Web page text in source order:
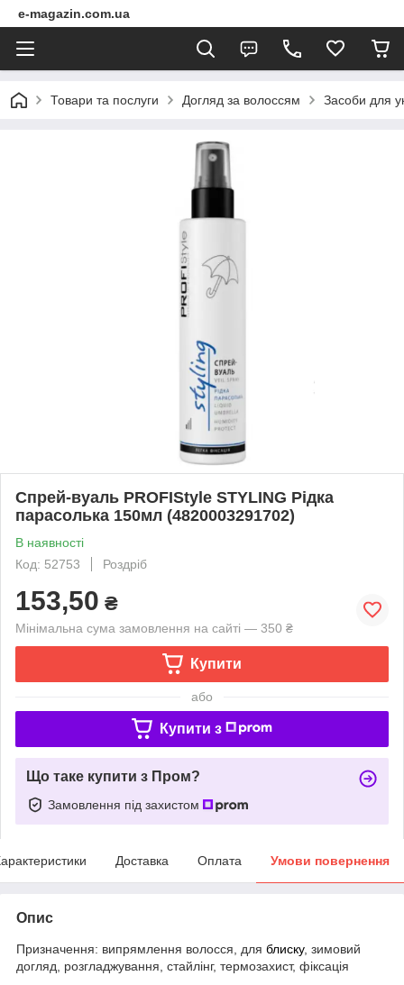
e-magazin.com.ua
Товари та послуги Догляд за волоссям Засоби для
Спрей-вуаль PROFIStyle STYLING Рідка
парасолька 150мл (4820003291702)
В наявності
Код: 52753
Роздріб
153,50 ₴
Мінімальна сума замовлення на сайті — 350 ₴
Купити
або
Купити з
Що таке купити з Пром?
Замовлення під захистом
Доставка Оплата Умови повернення
Опис
Призначення: випрямлення волосся, для блиску, зимовий
догляд, розгладжування, стайлінг, термозахист, фіксація